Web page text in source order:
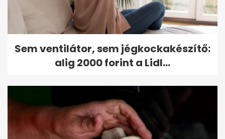
Sem ventilátor, sem jégkockakészítő:
alig 2000 forint a Lidl...